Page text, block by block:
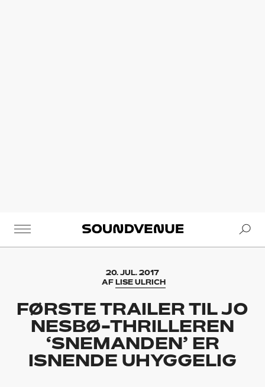
Soundvenue
20. JUL. 2017
AF LISE ULRICH
FØRSTE TRAILER TIL JO
NESBØ-THRILLEREN
‘SNEMANDEN’ ER
ISNENDE UHYGGELIG